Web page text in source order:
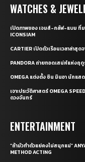
WATCHES &
เปิดภาพของ เจมส์-กลัฟ-แบม ที่ม
ICONSIAM
CARTIER เปิดตัวเรือนเวลาล่าสุ
PANDORA ถ่ายทอดเสน่ห์แห่งฤดู
OMEGA แต่งตั้ง ชิน มินอา นักแ
เจาะประวัติศาสตร์ OMEGA
ดวงจันทร์
ENTERTAINMENT
“ถ้ามัวทำตัวแย่คงไม่สนุกแน่”
METHOD ACTING